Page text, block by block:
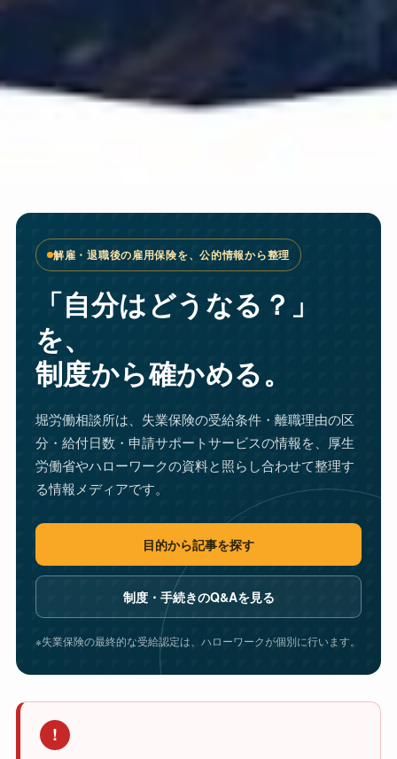
解雇・退職後の雇用保険を、公的情報から整理
「自分はどうなる？」
を、
制度から確かめる。
堀労働相談所は、失業保険の受給条件・離職理由の区
分・給付日数・申請サポートサービスの情報を、厚生
労働省やハローワークの資料と照らし合わせて整理す
る情報メディアです。
目的から記事を探す
制度・手続きのQ&Aを見る
※失業保険の最終的な受給認定は、ハローワークが個別に行います。
!